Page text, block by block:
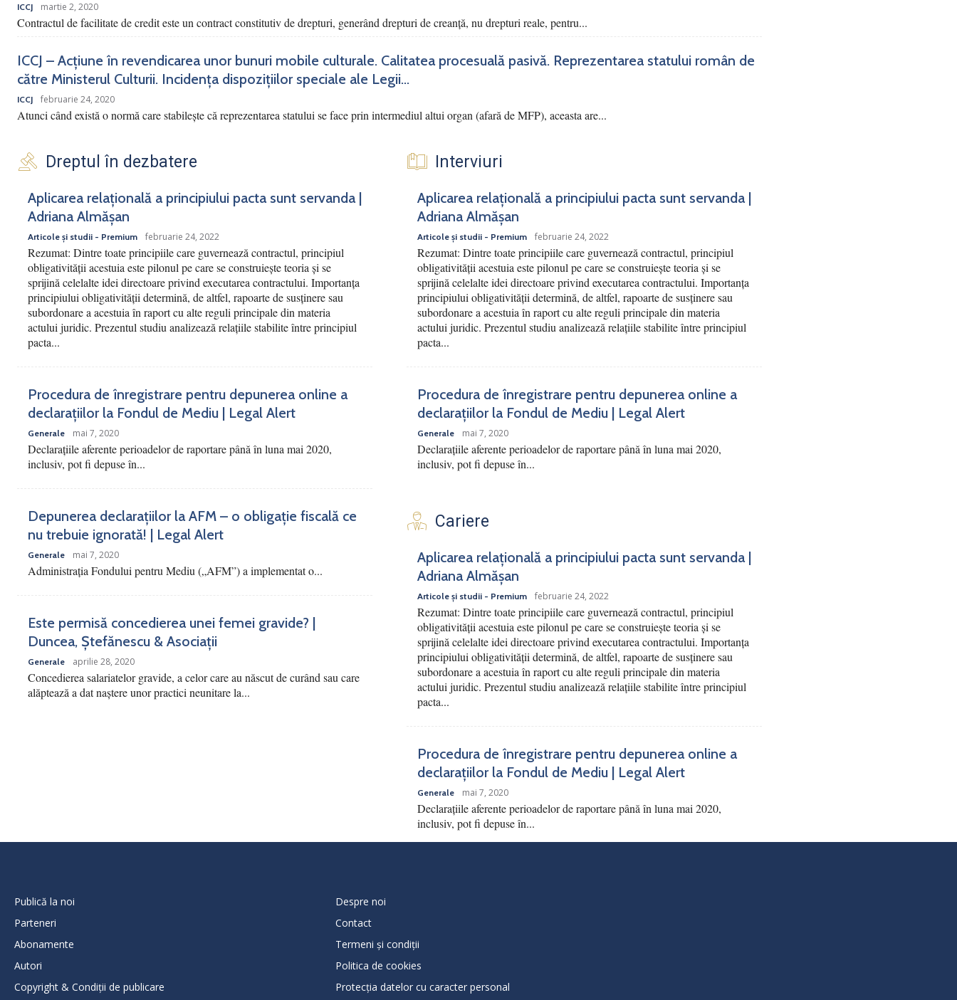
ICCJ martie 2, 2020
Contractul de facilitate de credit este un contract constitutiv de drepturi, generând drepturi de creanță, nu drepturi reale, pentru...
ICCJ – Acțiune în revendicarea unor bunuri mobile culturale. Calitatea procesuală pasivă. Reprezentarea statului român de
către Ministerul Culturii. Incidența dispozițiilor speciale ale Legii...
ICCJ februarie 24, 2020
Atunci când există o normă care stabilește că reprezentarea statului se face prin intermediul altui organ (afară de MFP), aceasta are...
Dreptul în dezbatere
Aplicarea relațională a principiului pacta sunt servanda |
Adriana Almășan
Articole și studii - Premium februarie 24, 2022
Rezumat: Dintre toate principiile care guvernează contractul, principiul
obligativității acestuia este pilonul pe care se construiește teoria și se
sprijină celelalte idei directoare privind executarea contractului. Importanța
principiului obligativității determină, de altfel, rapoarte de susținere sau
subordonare a acestuia în raport cu alte reguli principale din materia
actului juridic. Prezentul studiu analizează relațiile stabilite între principiul
pacta...
Procedura de înregistrare pentru depunerea online a
declarațiilor la Fondul de Mediu | Legal Alert
Generale mai 7, 2020
Declarațiile aferente perioadelor de raportare până în luna mai 2020,
inclusiv, pot fi depuse în...
Depunerea declarațiilor la AFM – o obligație fiscală ce
nu trebuie ignorată! | Legal Alert
Generale mai 7, 2020
Administrația Fondului pentru Mediu („AFM”) a implementat o...
Este permisă concedierea unei femei gravide? |
Duncea, Ștefănescu & Asociații
Generale aprilie 28, 2020
Concedierea salariatelor gravide, a celor care au născut de curând sau care
alăptează a dat naștere unor practici neunitare la...
Interviuri
Aplicarea relațională a principiului pacta sunt servanda |
Adriana Almășan
Articole și studii - Premium februarie 24, 2022
Rezumat: Dintre toate principiile care guvernează contractul, principiul
obligativității acestuia este pilonul pe care se construiește teoria și se
sprijină celelalte idei directoare privind executarea contractului. Importanța
principiului obligativității determină, de altfel, rapoarte de susținere sau
subordonare a acestuia în raport cu alte reguli principale din materia
actului juridic. Prezentul studiu analizează relațiile stabilite între principiul
pacta...
Procedura de înregistrare pentru depunerea online a
declarațiilor la Fondul de Mediu | Legal Alert
Generale mai 7, 2020
Declarațiile aferente perioadelor de raportare până în luna mai 2020,
inclusiv, pot fi depuse în...
Cariere
Aplicarea relațională a principiului pacta sunt servanda |
Adriana Almășan
Articole și studii - Premium februarie 24, 2022
Rezumat: Dintre toate principiile care guvernează contractul, principiul
obligativității acestuia este pilonul pe care se construiește teoria și se
sprijină celelalte idei directoare privind executarea contractului. Importanța
principiului obligativității determină, de altfel, rapoarte de susținere sau
subordonare a acestuia în raport cu alte reguli principale din materia
actului juridic. Prezentul studiu analizează relațiile stabilite între principiul
pacta...
Procedura de înregistrare pentru depunerea online a
declarațiilor la Fondul de Mediu | Legal Alert
Generale mai 7, 2020
Declarațiile aferente perioadelor de raportare până în luna mai 2020,
inclusiv, pot fi depuse în...
Publică la noi
Parteneri
Abonamente
Autori
Copyright & Condiții de publicare
Despre noi
Contact
Termeni și condiții
Politica de cookies
Protecţia datelor cu caracter personal